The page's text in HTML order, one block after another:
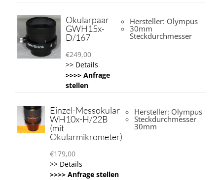
Okularpaar
GWH15x-
D/167
€249,00
>> Details
>>>> Anfrage
stellen
Hersteller: Olympus
30mm
Steckdurchmesser
Einzel-Messokular
WH10x-H/22B
(mit
Okularmikrometer)
€179,00
>> Details
>>>> Anfrage stellen
Hersteller: Olympus
Steckdurchmesser
30mm